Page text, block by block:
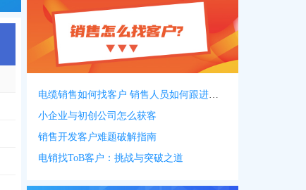
0559***6802，0559***2572
电缆销售如何找客户 销售人员如何跟进客户
小企业与初创公司怎么获客
销售开发客户难题破解指南
电销找ToB客户：挑战与突破之道